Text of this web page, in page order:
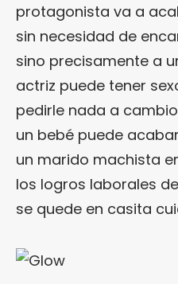
protagonista va a
sin necesidad de
sino precisamente a
actriz puede tener
pedirle nada a
un bebé puede
un marido machista
los logros laborales
se quede en casita